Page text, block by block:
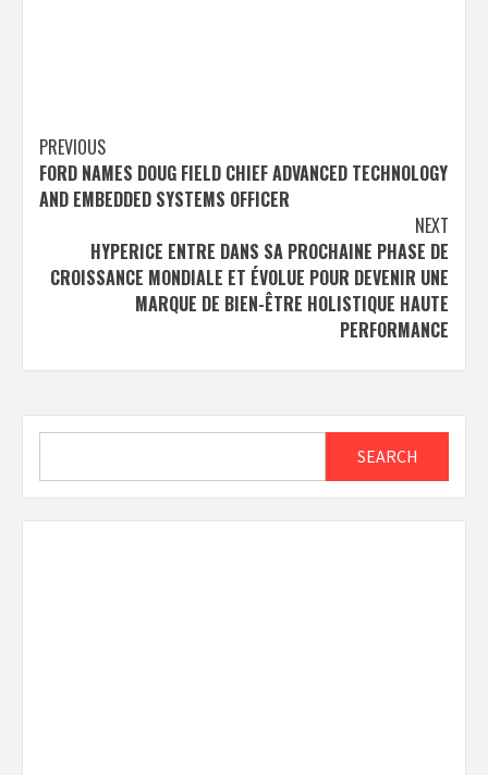
Post
navigation
PREVIOUS
FORD NAMES DOUG FIELD CHIEF ADVANCED TECHNOLOGY
AND EMBEDDED SYSTEMS OFFICER
NEXT
HYPERICE ENTRE DANS SA PROCHAINE PHASE DE
CROISSANCE MONDIALE ET ÉVOLUE POUR DEVENIR UNE
MARQUE DE BIEN-ÊTRE HOLISTIQUE HAUTE
PERFORMANCE
SEARCH